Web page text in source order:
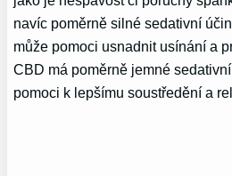
navíc poměrně silné sedativní
může pomoci usnadnit usínání a
CBD má poměrně jemné
pomoci k lepšímu soustředění a